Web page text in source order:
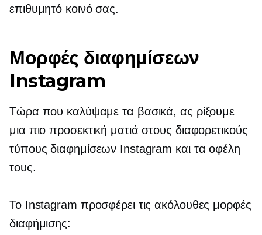
επιθυμητό κοινό σας.
Μορφές διαφημίσεων
Instagram
Τώρα που καλύψαμε τα βασικά, ας ρίξουμε
μια πιο προσεκτική ματιά στους διαφορετικούς
τύπους διαφημίσεων Instagram και τα οφέλη
τους.
Το Instagram προσφέρει τις ακόλουθες μορφές
διαφήμισης: